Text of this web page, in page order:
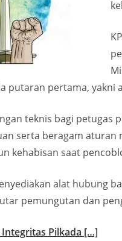
putaran pertama, yakni
teknis bagi petugas
serta beragam
kehabisan saat
alat hubung
pemungutan dan
Integritas Pilkada […]